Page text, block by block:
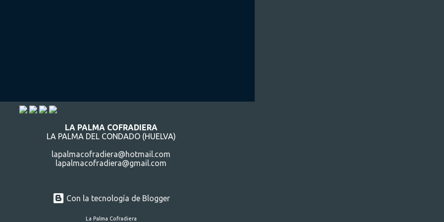
LA PALMA COFRADIERA
LA PALMA DEL CONDADO (HUELVA)
lapalmacofradiera@hotmail.com
lapalmacofradiera@gmail.com
Con la tecnología de Blogger
La Palma Cofradiera